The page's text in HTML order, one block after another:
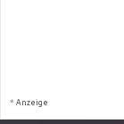
* Anzeige